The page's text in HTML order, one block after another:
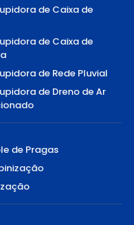
de Caixa de
de Caixa de
de Rede Pluvial
de Dreno de Ar
de Pragas